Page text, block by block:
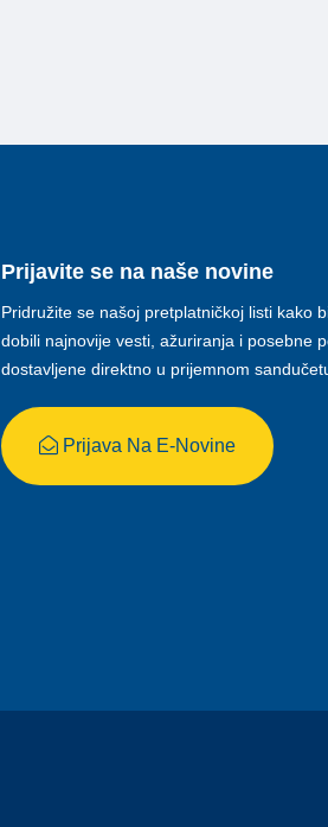
Prijavite se na naše novine
Pridružite se našoj pretplatničkoj listi kako
dobili najnovije vesti, ažuriranja i posebne
dostavljene direktno u prijemnom
Prijava Na E-Novine